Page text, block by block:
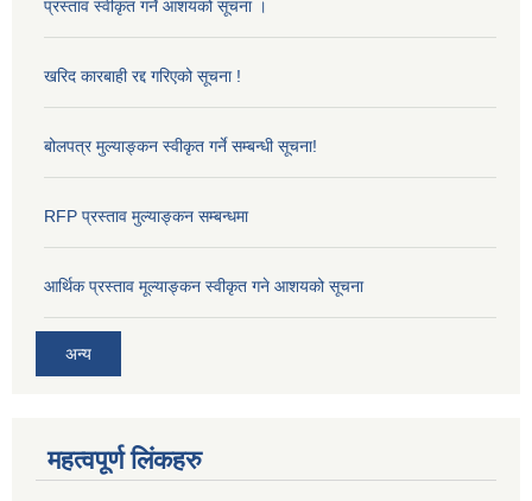
प्रस्ताव स्वीकृत गर्ने आशयको सूचना ।
खरिद कारबाही रद्द गरिएको सूचना !
बोलपत्र मुल्याङ्कन स्वीकृत गर्ने सम्बन्धी सूचना!
RFP प्रस्ताव मुल्याङ्कन सम्बन्धमा
आर्थिक प्रस्ताव मूल्याङ्कन स्वीकृत गने आशयको सूचना
अन्य
महत्वपूर्ण लिंकहरु